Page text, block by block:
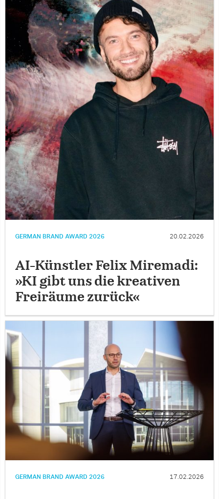
GERMAN BRAND AWARD 2026 20.02.2026
AI-Künstler Felix Miremadi:
»KI gibt uns die kreativen
Freiräume zurück«
GERMAN BRAND AWARD 2026 17.02.2026